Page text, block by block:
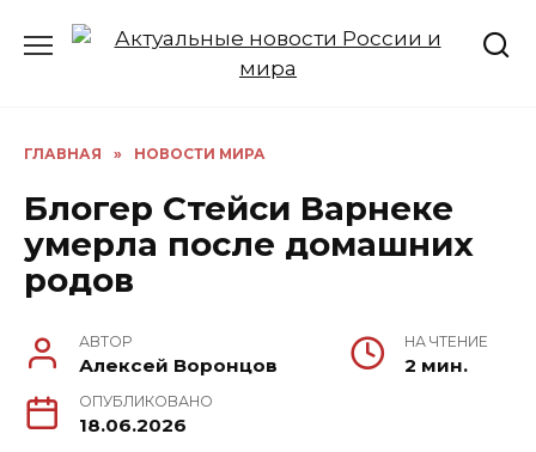
ГЛАВНАЯ » НОВОСТИ МИРА
Блогер Стейси Варнеке
умерла после домашних
родов
АВТОР
Алексей Воронцов
НА ЧТЕНИЕ
2 мин.
ОПУБЛИКОВАНО
18.06.2026